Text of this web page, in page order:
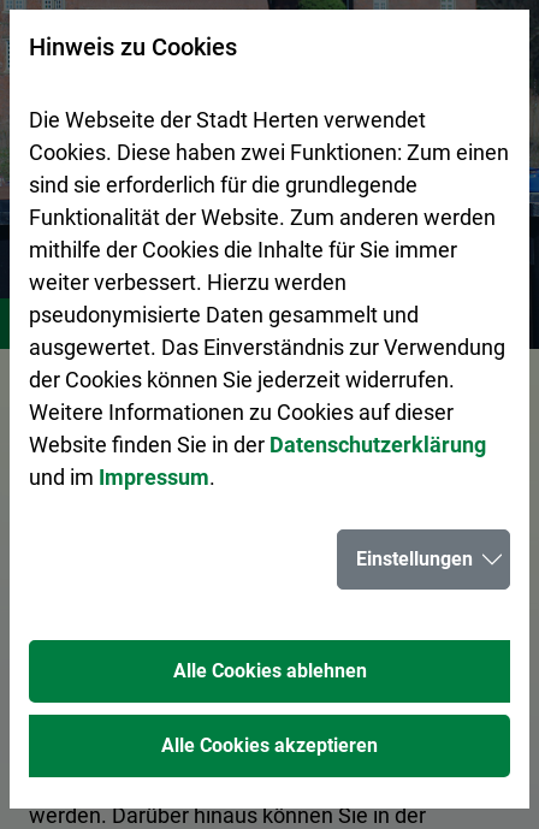
Zur Startseite (Schnelltaste 0)
Zum Seitenanfang springen (Schnelltaste A)
Zur Navigation/Menü springen (Schnelltaste M)
Zur Suche springen (Schnelltaste 8)
Zum Inhalt springen (Schnelltaste I)
Zum Fußbereich springen (Schnelltaste Z)
Stadtgestaltung Zentraler Betriebshof Herten (ZBH)
Vorlesen
Das Abfall-ABC
Hier erhalten Sie Informationen zur korrekten
Entsorgung von Abfällen. Ein Kategoriefilter
sortiert die Begriffe nach Entsorgungsart, und es
kann nach den Anfangsbuchstaben gefiltert
werden. Darüber hinaus können Sie in der
Suchseite mit Schnellsuche
Hinweis zu Cookies
Die Webseite der Stadt Herten verwendet
Cookies. Diese haben zwei Funktionen: Zum einen
sind sie erforderlich für die grundlegende
Funktionalität der Website. Zum anderen werden
mithilfe der Cookies die Inhalte für Sie immer
weiter verbessert. Hierzu werden
pseudonymisierte Daten gesammelt und
ausgewertet. Das Einverständnis zur Verwendung
der Cookies können Sie jederzeit widerrufen.
Weitere Informationen zu Cookies auf dieser
Website finden Sie in der Datenschutzerklärung
und im Impressum.
Einstellungen
Alle Cookies ablehnen
Alle Cookies akzeptieren